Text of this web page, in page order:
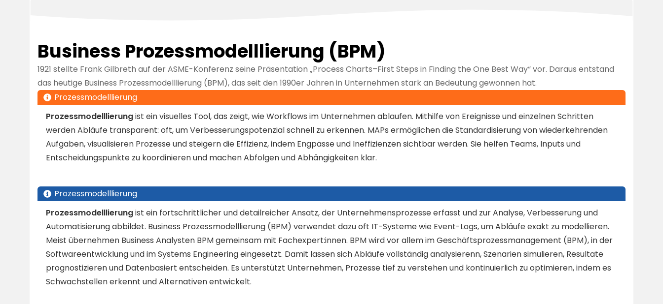
Business Prozessmodelllierung (BPM)
1921 stellte Frank Gilbreth auf der ASME-Konferenz seine Präsentation „Process Charts–First Steps in Finding the One Best Way“ vor. Daraus entstand
das heutige Business Prozessmodelllierung (BPM), das seit den 1990er Jahren in Unternehmen stark an Bedeutung gewonnen hat.
Prozessmodelllierung
Prozessmodelllierungist ein visuelles Tool, das zeigt, wie Workflows im Unternehmen ablaufen. Mithilfe von Ereignisse und einzelnen Schritten
werden Abläufe transparent: oft, um Verbesserungspotenzial schnell zu erkennen. MAPs ermöglichen die Standardisierung von wiederkehrenden
Aufgaben, visualisieren Prozesse und steigern die Effizienz, indem Engpässe und Ineffizienzen sichtbar werden. Sie helfen Teams, Inputs und
Entscheidungspunkte zu koordinieren und machen Abfolgen und Abhängigkeiten klar.
Prozessmodelllierung
Prozessmodelllierungist ein fortschrittlicher und detailreicher Ansatz, der Unternehmensprozesse erfasst und zur Analyse, Verbesserung und
Automatisierung abbildet. Business Prozessmodelllierung (BPM) verwendet dazu oft IT-Systeme wie Event-Logs, um Abläufe exakt zu modellieren.
Meist übernehmen Business Analysten BPM gemeinsam mit Fachexpert:innen. BPM wird vor allem im Geschäftsprozessmanagement (BPM), in der
Softwareentwicklung und im Systems Engineering eingesetzt. Damit lassen sich Abläufe vollständig analysierenn, Szenarien simulieren, Resultate
prognostizieren und Datenbasiert entscheiden. Es unterstützt Unternehmen, Prozesse tief zu verstehen und kontinuierlich zu optimieren, indem es
Schwachstellen erkennt und Alternativen entwickelt.